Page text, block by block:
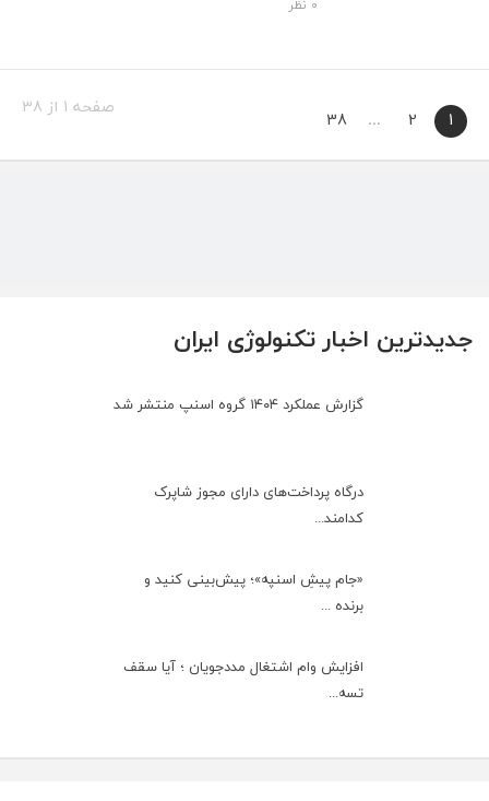
جدیدترین اخبار تکنولوژی ایران
گزارش عملکرد ۱۴۰۴ گروه اسنپ منتشر شد
درگاه پرداخت‌های دارای مجوز شاپرک
کدامند...
«جام پیشِ اسنپه»؛ پیش‌بینی کنید و
برنده ...
افزایش وام اشتغال مددجویان ؛ آیا سقف
تسه...
۰ نظر
1
2
…
38 صفحه 1 از 38